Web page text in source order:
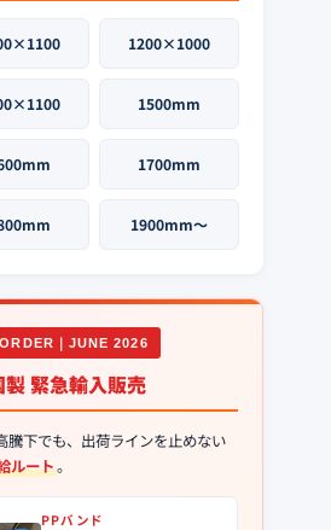
1200×1000
1500mm
1700mm
1900mm〜
｜JUNE 2026
製 緊急輸入販売
騰下でも、出荷ラインを止めない
ルート。
PPバンド